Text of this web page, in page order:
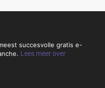
succesvolle gratis e-
Lees meer over